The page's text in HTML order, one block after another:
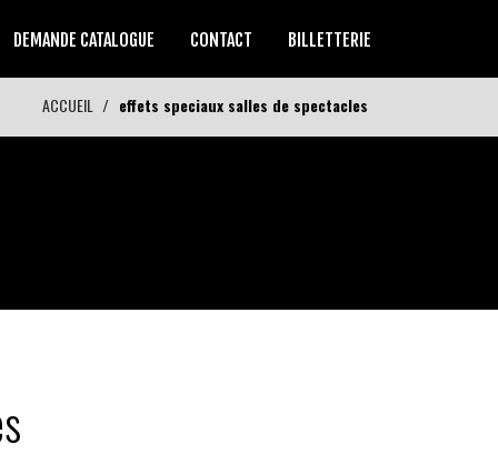
DEMANDE CATALOGUE CONTACT BILLETTERIE
ACCUEIL effets speciaux salles de spectacles